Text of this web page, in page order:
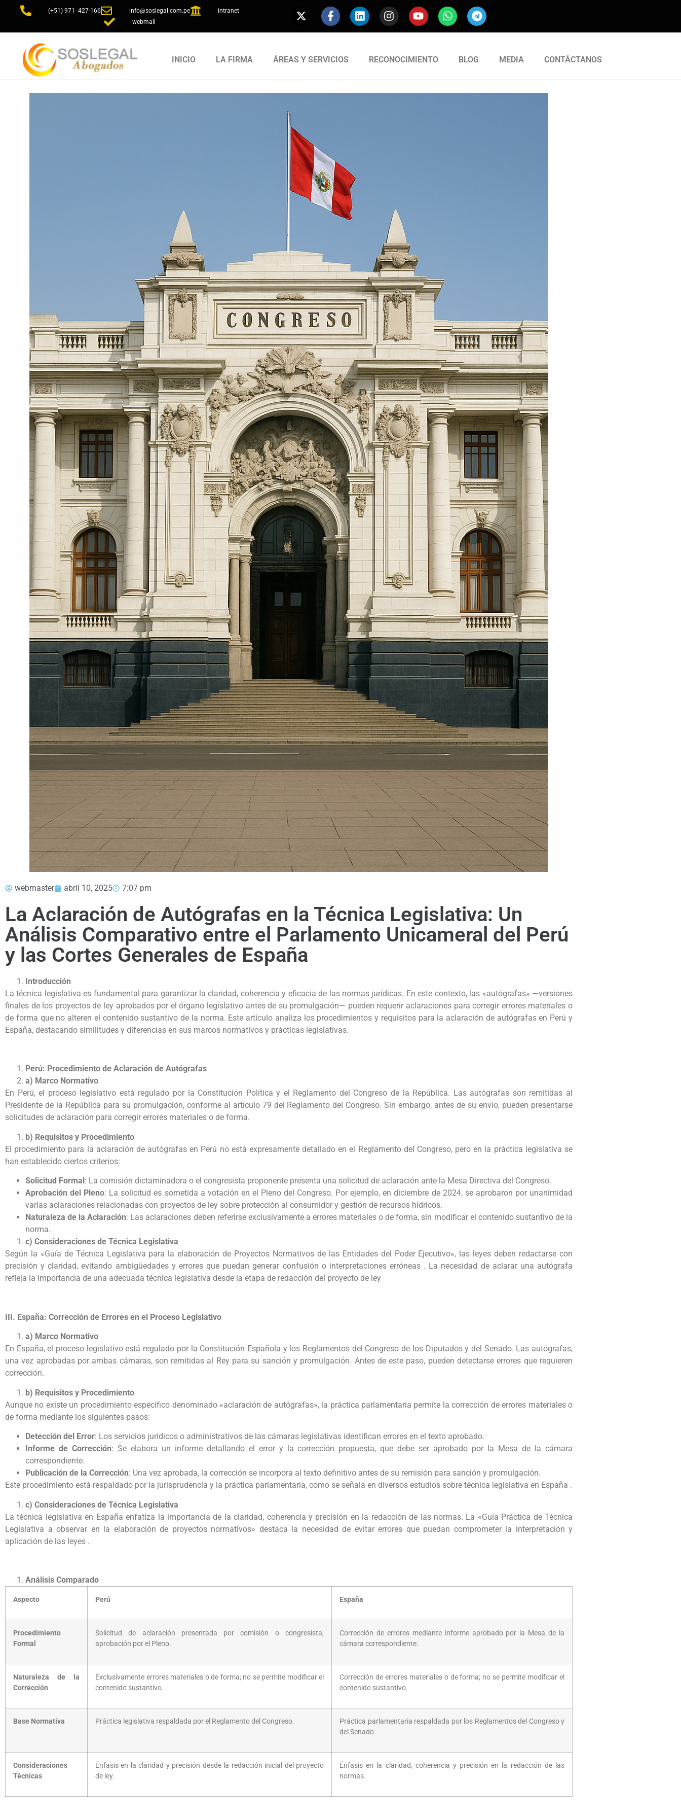
(+51) 971- 427-166 info@soslegal.com.pe
intranet
webmail
INICIO LA FIRMA ÁREAS Y SERVICIOS RECONOCIMIENTO BLOG MEDIA CONTÁCTANOS
webmaster abril 10, 2025 7:07 pm
La Aclaración de Autógrafas en la Técnica Legislativa: Un
Análisis Comparativo entre el Parlamento Unicameral del Perú
y las Cortes Generales de España
Introducción
La técnica legislativa es fundamental para garantizar la claridad, coherencia y eficacia de las normas jurídicas. En este contexto, las «autógrafas» —versiones
finales de los proyectos de ley aprobados por el órgano legislativo antes de su promulgación— pueden requerir aclaraciones para corregir errores materiales o
de forma que no alteren el contenido sustantivo de la norma. Este artículo analiza los procedimientos y requisitos para la aclaración de autógrafas en Perú y
España, destacando similitudes y diferencias en sus marcos normativos y prácticas legislativas.
Perú: Procedimiento de Aclaración de Autógrafas
a) Marco Normativo
En Perú, el proceso legislativo está regulado por la Constitución Política y el Reglamento del Congreso de la República. Las autógrafas son remitidas al
Presidente de la República para su promulgación, conforme al artículo 79 del Reglamento del Congreso. Sin embargo, antes de su envío, pueden presentarse
solicitudes de aclaración para corregir errores materiales o de forma.
b) Requisitos y Procedimiento
El procedimiento para la aclaración de autógrafas en Perú no está expresamente detallado en el Reglamento del Congreso, pero en la práctica legislativa se
han establecido ciertos criterios:
Solicitud Formal : La comisión dictaminadora o el congresista proponente presenta una solicitud de aclaración ante la Mesa Directiva del Congreso.
Aprobación del Pleno: La solicitud es sometida a votación en el Pleno del Congreso. Por ejemplo, en diciembre de 2024, se aprobaron por unanimidad
varias aclaraciones relacionadas con proyectos de ley sobre protección al consumidor y gestión de recursos hídricos.
Naturaleza de la Aclaración: Las aclaraciones deben referirse exclusivamente a errores materiales o de forma, sin modificar el contenido sustantivo de la
norma.
c) Consideraciones de Técnica Legislativa
Según la «Guía de Técnica Legislativa para la elaboración de Proyectos Normativos de las Entidades del Poder Ejecutivo», las leyes deben redactarse con
precisión y claridad, evitando ambigüedades y errores que puedan generar confusión o interpretaciones erróneas . La necesidad de aclarar una autógrafa
refleja la importancia de una adecuada técnica legislativa desde la etapa de redacción del proyecto de ley
III. España: Corrección de Errores en el Proceso Legislativo
a) Marco Normativo
En España, el proceso legislativo está regulado por la Constitución Española y los Reglamentos del Congreso de los Diputados y del Senado. Las autógrafas,
una vez aprobadas por ambas cámaras, son remitidas al Rey para su sanción y promulgación. Antes de este paso, pueden detectarse errores que requieren
corrección.
b) Requisitos y Procedimiento
Aunque no existe un procedimiento específico denominado «aclaración de autógrafas», la práctica parlamentaria permite la corrección de errores materiales o
de forma mediante los siguientes pasos:
Detección del Error: Los servicios jurídicos o administrativos de las cámaras legislativas identifican errores en el texto aprobado.
Informe de Corrección: Se elabora un informe detallando el error y la corrección propuesta, que debe ser aprobado por la Mesa de la cámara
correspondiente.
Publicación de la Corrección: Una vez aprobada, la corrección se incorpora al texto definitivo antes de su remisión para sanción y promulgación.
Este procedimiento está respaldado por la jurisprudencia y la práctica parlamentaria, como se señala en diversos estudios sobre técnica legislativa en España .
c) Consideraciones de Técnica Legislativa
La técnica legislativa en España enfatiza la importancia de la claridad, coherencia y precisión en la redacción de las normas. La «Guía Práctica de Técnica
Legislativa a observar en la elaboración de proyectos normativos» destaca la necesidad de evitar errores que puedan comprometer la interpretación y
aplicación de las leyes .
Análisis Comparado
Aspecto Perú España
Procedimiento
Formal
Solicitud de aclaración presentada por comisión o congresista;
aprobación por el Pleno.
Corrección de errores mediante informe aprobado por la Mesa de la
cámara correspondiente.
Naturaleza de la
Corrección
Exclusivamente errores materiales o de forma; no se permite modificar el
contenido sustantivo.
Corrección de errores materiales o de forma; no se permite modificar el
contenido sustantivo.
Base Normativa Práctica legislativa respaldada por el Reglamento del Congreso.
Práctica parlamentaria respaldada por los Reglamentos del Congreso y
del Senado.
Consideraciones
Técnicas
Énfasis en la claridad y precisión desde la redacción inicial del proyecto
de ley.
Énfasis en la claridad, coherencia y precisión en la redacción de las
normas.